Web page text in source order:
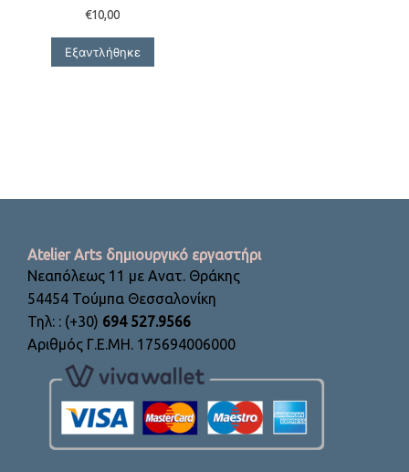
€10,00
Εξαντλήθηκε
Atelier Arts δημιουργικό εργαστήρι
Νεαπόλεως 11 με Ανατ. Θράκης
54454 Τούμπα Θεσσαλονίκη
Τηλ: : (+30) 694 527.9566
Αριθμός Γ.Ε.ΜΗ. 175694006000